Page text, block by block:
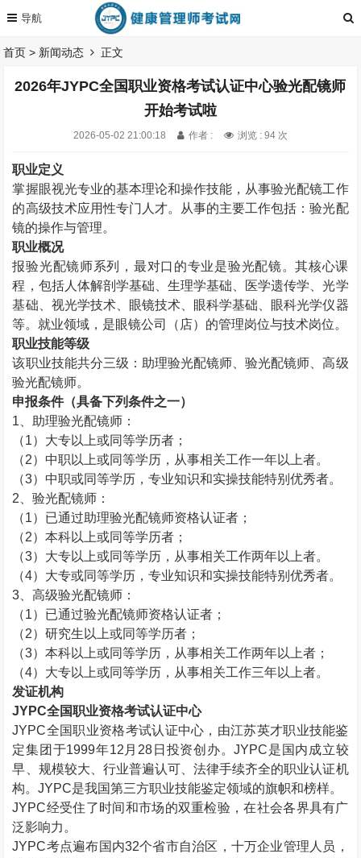
首页 > 新闻动态 正文
2026年JYPC全国职业资格考试认证中心验光配镜师
开始考试啦
2026-05-02 21:00:18 作者 : 浏览 : 94 次
职业定义
掌握眼视光专业的基本理论和操作技能，从事验光配镜工作
的高级技术应用性专门人才。从事的主要工作包括：验光配
镜的操作与管理。
职业概况
报验光配镜师系列，最对口的专业是验光配镜。其核心课
程，包括人体解剖学基础、生理学基础、医学遗传学、光学
基础、视光学技术、眼镜技术、眼科学基础、眼科光学仪器
等。就业领域，是眼镜公司（店）的管理岗位与技术岗位。
职业技能等级
该职业技能共分三级：助理验光配镜师、验光配镜师、高级
验光配镜师。
申报条件（具备下列条件之一）
1 、助理验光配镜师：
（1）大专以上或同等学历者；
（2）中职以上或同等学历，从事相关工作一年以上者。
（3）中职或同等学历，专业知识和实操技能特别优秀者。
2 、验光配镜师：
（1）已通过助理验光配镜师资格认证者；
（2）本科以上或同等学历者；
（3）大专以上或同等学历，从事相关工作两年以上者。
（4）大专或同等学历，专业知识和实操技能特别优秀者。
3 、高级验光配镜师：
（1）已通过验光配镜师资格认证者；
（2）研究生以上或同等学历者；
（3）本科以上或同等学历，从事相关工作两年以上者；
（4）大专以上或同等学历，从事相关工作三年以上者。
发证机构
JYPC全国职业资格考试认证中心
JYPC全国职业资格考试认证中心，由江苏英才职业技能鉴
定集团于1999年12 月 28 日投资创办。JYPC是国内成立较
早、规模较大、行业普遍认可、法律手续齐全的职业认证机
构。JYPC是我国第三方职业技能鉴定领域的旗帜和榜样。
JYPC经受住了时间和市场的双重检验，在社会各界具有广
泛影响力。
JYPC考点遍布国内32个省市自治区，十万企业管理人员，